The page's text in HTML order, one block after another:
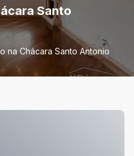
Santo
na Chácara Santo Antonio